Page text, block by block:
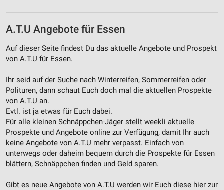
A.T.U Angebote für Essen
Auf dieser Seite findest Du das aktuelle Angebote und Prospekt
von A.T.U für Essen.
Ihr seid auf der Suche nach Winterreifen, Sommerreifen oder
Polituren, dann schaut Euch doch mal die aktuellen Prospekte
von A.T.U an.
Evtl. ist ja etwas für Euch dabei.
Für alle kleinen Schnäppchen-Jäger stellt weekli aktuelle
Prospekte und Angebote online zur Verfügung, damit Ihr auch
keine Angebote von A.T.U mehr verpasst. Einfach von
unterwegs oder daheim bequem durch die Prospekte für Essen
blättern, Schnäppchen finden und Geld sparen.
Gibt es neue Angebote von A.T.U werden wir Euch diese hier zur
Messung der Performance von Inhalten
Analyse von Zielgruppen durch Statistiken oder
Entwicklung und Verbesserung der Angebote
Verwendung reduzierter Daten zur Auswahl von
Inhalten
IAB-Besonderheiten:
Verwendung genauer Standortdaten
Informationen identifizieren